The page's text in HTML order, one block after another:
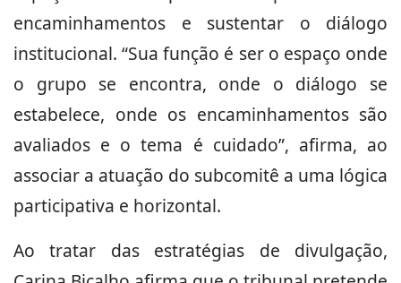
encaminhamentos e sustentar o diálogo
institucional. “Sua função é ser o espaço onde
o grupo se encontra, onde o diálogo se
estabelece, onde os encaminhamentos são
avaliados e o tema é cuidado”, afirma, ao
associar a atuação do subcomitê a uma lógica
participativa e horizontal.
Ao tratar das estratégias de divulgação,